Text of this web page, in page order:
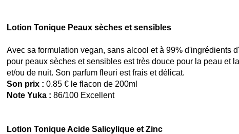
Lotion Tonique Peaux sèches et sensibles
Avec sa formulation vegan, sans alcool et à 99% d'ingrédients
pour peaux sèches et sensibles est très douce pour la peau et
et/ou de nuit. Son parfum fleuri est frais et délicat.
Son prix : 0.85 € le flacon de 200ml
Note Yuka : 86/100 Excellent
Lotion Tonique Acide Salicylique et Zinc